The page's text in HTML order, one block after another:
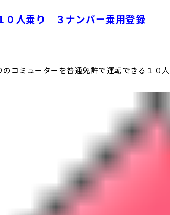
０人乗り ３ナンバー乗用登録
コミューターを普通免許で運転できる１０